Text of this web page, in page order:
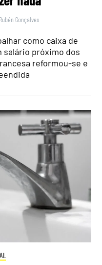
Rubén Gonçalves
como caixa de
salário próximo dos
reformou-se e